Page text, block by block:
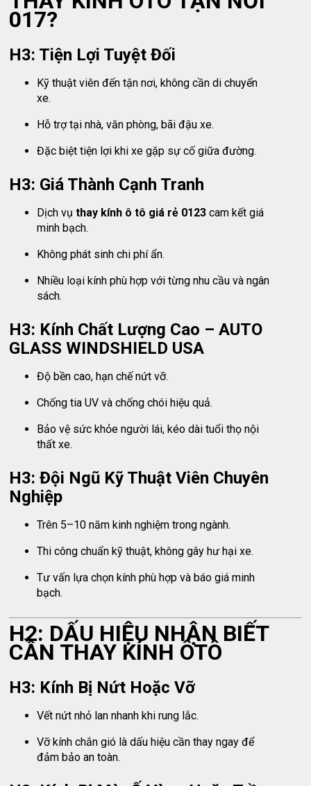
017?
H3: Tiện Lợi Tuyệt Đối
Kỹ thuật viên đến tận nơi, không cần di chuyển
xe.
Hỗ trợ tại nhà, văn phòng, bãi đậu xe.
Đặc biệt tiện lợi khi xe gặp sự cố giữa đường.
H3: Giá Thành Cạnh Tranh
Dịch vụthay kính ô tô giá rẻ 0123 cam kết giá
minh bạch.
Không phát sinh chi phí ẩn.
Nhiều loại kính phù hợp với từng nhu cầu và ngân
sách.
H3: Kính Chất Lượng Cao – AUTO
GLASS WINDSHIELD USA
Độ bền cao, hạn chế nứt vỡ.
Chống tia UV và chống chói hiệu quả.
Bảo vệ sức khỏe người lái, kéo dài tuổi thọ nội
thất xe.
H3: Đội Ngũ Kỹ Thuật Viên Chuyên
Nghiệp
Trên 5–10 năm kinh nghiệm trong ngành.
Thi công chuẩn kỹ thuật, không gây hư hại xe.
Tư vấn lựa chọn kính phù hợp và báo giá minh
bạch.
H2: DẤU HIỆU NHẬN BIẾT
CẦN THAY KÍNH ÔTÔ
H3: Kính Bị Nứt Hoặc Vỡ
Vết nứt nhỏ lan nhanh khi rung lắc.
Vỡ kính chắn gió là dấu hiệu cần thay ngay để
đảm bảo an toàn.